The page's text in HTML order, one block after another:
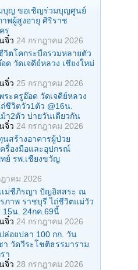
มบุญ ขอเชิญร่วมบุญศูนย์
พผู้สูงอายุ ศิริราช
ร
จิ๋ว 24 กรกฎาคม 2026
ตโคกระบือรวมหลายตัว
ด วัดเจดีย์หลวง เชียงใหม่
จิ๋ว 25 กรกฎาคม 2026
ะครูอ๊อด วัดเจดีย์หลวง
ถ่ชีวิตวัว1ตัว @16น.
า2ตัว บ่ายวันเดียวกัน
จิ๋ว 24 กรกฎาคม 2026
สร้างอาคารผู้ป่วย
รื่องมือและอุปกรณ์
ย์ รพ.เชียงขวัญ
าคม 2026
เม่ชีภิรญา ปัญอิสสระ ณ
ภาพ ราชบุรี ไถ่ชีวิตแม่วัว
15น. 24กค.69นี้
จิ๋ว 24 กรกฎาคม 2026
อยปลา 100 กก. วัน
วัดวีระโชติธรรมาราม
า
จิ๋ว 28 กรกฎาคม 2026